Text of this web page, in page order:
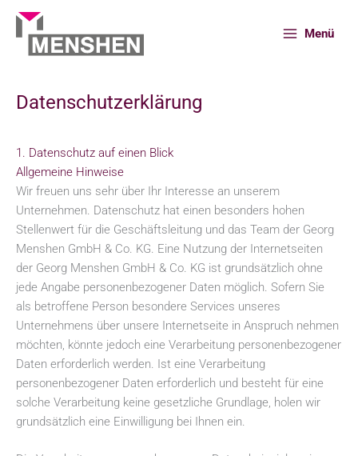
Zum
springen
Menü
Start Datenschutzerklärung
Datenschutzerklärung
1. Datenschutz auf einen Blick
Allgemeine Hinweise
Wir freuen uns sehr über Ihr Interesse an unserem
Unternehmen. Datenschutz hat einen besonders hohen
Stellenwert für die Geschäftsleitung und das Team der Georg
Menshen GmbH & Co. KG. Eine Nutzung der Internetseiten
der Georg Menshen GmbH & Co. KG ist grundsätzlich ohne
jede Angabe personenbezogener Daten möglich. Sofern Sie
als betroffene Person besondere Services unseres
Unternehmens über unsere Internetseite in Anspruch nehmen
möchten, könnte jedoch eine Verarbeitung personenbezogener
Daten erforderlich werden. Ist eine Verarbeitung
personenbezogener Daten erforderlich und besteht für eine
solche Verarbeitung keine gesetzliche Grundlage, holen wir
grundsätzlich eine Einwilligung bei Ihnen ein.